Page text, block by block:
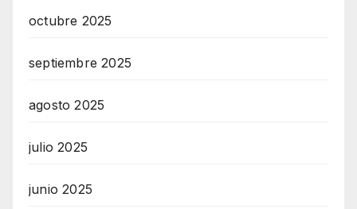
octubre 2025
septiembre 2025
agosto 2025
julio 2025
junio 2025